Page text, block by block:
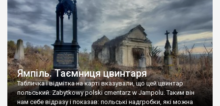
Ямпіль. Таємниця цвинтаря
Табличка і відмітка на карті вказували, що цей цвинтар
польський. Zabytkowy polski cmentarz w Jampolu. Таким він
нам себе відразу і показав: польські надгробки, які можна